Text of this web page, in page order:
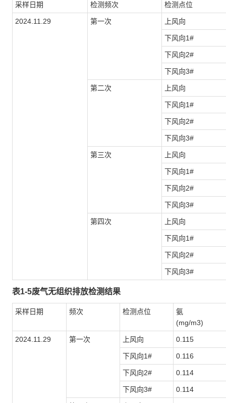
采样日期 检测频次 检测点位
2024.11.29 第一次 上风向
下风向1#
下风向2#
下风向3#
第二次 上风向
下风向1#
下风向2#
下风向3#
第三次 上风向
下风向1#
下风向2#
下风向3#
第四次 上风向
下风向1#
下风向2#
下风向3#
表1-5废气无组织排放检测结果
采样日期 频次 检测点位
氨
(mg/m3)
2024.11.29 第一次 上风向 0.115
下风向1# 0.116
下风向2# 0.114
下风向3# 0.114